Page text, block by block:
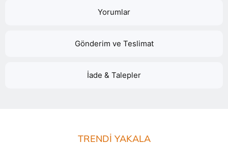
Yorumlar
Gönderim ve Teslimat
İade & Talepler
TRENDİ YAKALA